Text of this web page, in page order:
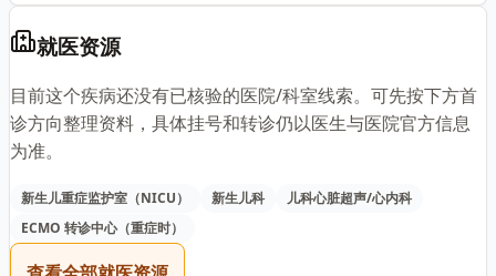
就医资源
目前这个疾病还没有已核验的医院/科室线索。可先按下方首
诊方向整理资料，具体挂号和转诊仍以医生与医院官方信息
为准。
新生儿重症监护室（NICU） 新生儿科
儿科心脏超声/心内科
ECMO 转诊中心（重症时）